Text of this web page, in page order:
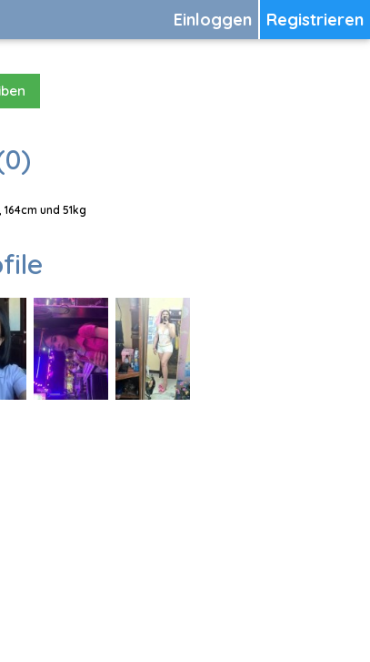
Registrieren
Einloggen
und 51kg